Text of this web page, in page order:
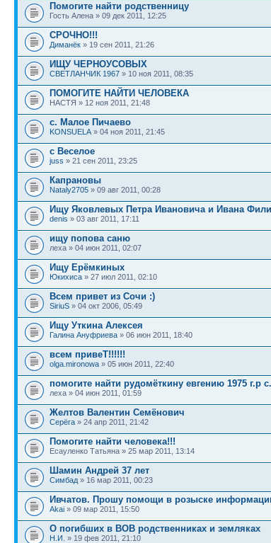
Помогите найти родственницу
Гость Алена » 09 дек 2011, 12:25
СРОЧНО!!!
Диманёк » 19 сен 2011, 21:26
ИЩУ ЧЕРНОУСОВЫХ
СВЕТЛАНЧИК 1967 » 10 ноя 2011, 08:35
ПОМОГИТЕ НАЙТИ ЧЕЛОВЕКА
НАСТЯ » 12 ноя 2011, 21:48
с. Малое Пичаево
KONSUELA » 04 ноя 2011, 21:45
с Веселое
juss » 21 сен 2011, 23:25
Капрановы
Nataly2705 » 09 авг 2011, 00:28
Ищу Яковлевых Петра Ивановича и Ивана
denis » 03 авг 2011, 17:11
ищу попова саню
леха » 04 июн 2011, 02:07
Ищу Ерёмкиных
Юкихиса » 27 июл 2011, 02:10
Всем привет из Сочи :)
SiriuS » 04 окт 2006, 05:49
Ищу Уткина Алексея
Галина Ануфриева » 06 июн 2011, 18:40
всем привеТ!!!!!!
olga.mironowa » 05 июн 2011, 22:40
помогите найти рудомёткину евгению 1975 г.р
леха » 04 июн 2011, 01:59
Желтов Валентин Семёнович
Серёга » 24 апр 2011, 21:42
Помогите найти человека!!!
Есауленко Татьяна » 25 мар 2011, 13:14
Шамин Андрей 37 лет
Симбад » 16 мар 2011, 00:23
Ивчатов. Прошу помощи в розыске
Akai » 09 мар 2011, 15:50
О погибших в ВОВ родственниках и земляках
Н.И. » 19 фев 2011, 21:10